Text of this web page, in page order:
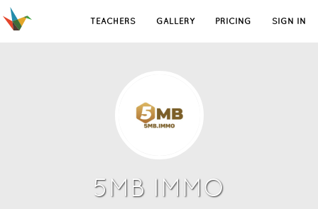
TEACHERS GALLERY PRICING SIGN IN
5MB IMMO